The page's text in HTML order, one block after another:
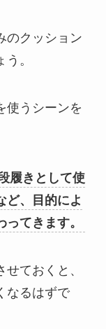
のクッション
。
使うシーンを
履きとして使
ど、目的によ
てきます。
ておくと、
なるはずで